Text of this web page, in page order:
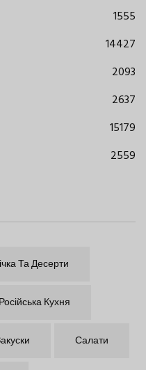
1555
14427
2093
2637
15179
2559
Та Десерти
Російська Кухня
Салати